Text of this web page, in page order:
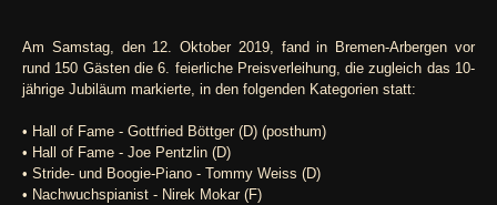
Am Samstag, den 12. Oktober 2019, fand in Bremen-Arbergen vor
rund 150 Gästen die 6. feierliche Preisverleihung, die zugleich das 10-
jährige Jubiläum markierte, in den folgenden Kategorien statt:
• Hall of Fame - Gottfried Böttger (D) (posthum)
• Hall of Fame - Joe Pentzlin (D)
• Stride- und Boogie-Piano - Tommy Weiss (D)
• Nachwuchspianist - Nirek Mokar (F)